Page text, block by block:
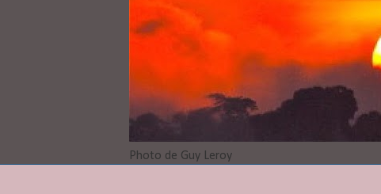
Photo de Guy Leroy